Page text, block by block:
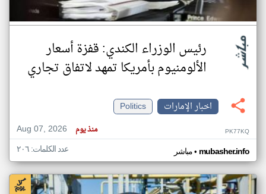
رئيس الوزراء الكندي: قفزة أسعار
الألومنيوم بأمريكا تمهد لاتفاق تجاري
اخبار الإمارات
Politics
Aug 07, 2026
منذ يوم PK77KQ
مباشر• mubasher.info عدد الكلمات: ٢٠٦